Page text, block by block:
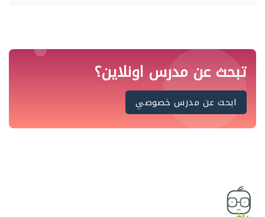
تبحث عن مدرس اونلاين؟
ابحث عن مدرس خصوصي